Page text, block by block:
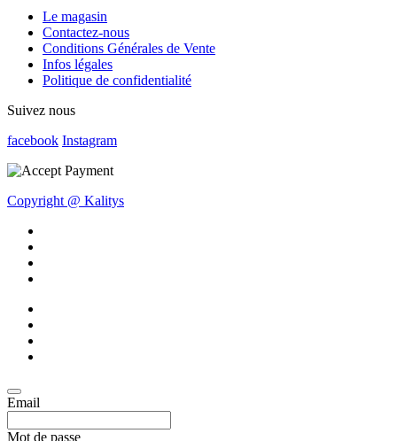
Le magasin
Contactez-nous
Conditions Générales de Vente
Infos légales
Politique de confidentialité
Suivez nous
facebook Instagram
Copyright @ Kalitys
Email
Mot de passe